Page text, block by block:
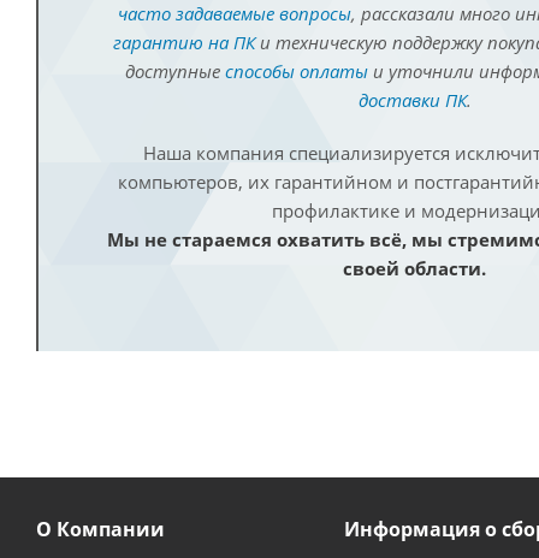
часто задаваемые вопросы, рассказали много
гарантию на ПКи техническую поддержку
доступные способы оплатыи уточнили
доставки ПК.
Наша компания специализируется
компьютеров, их гарантийном и
профилактике и
Мы не стараемся охватить всё, мы
своей области.
О Компании Информация о